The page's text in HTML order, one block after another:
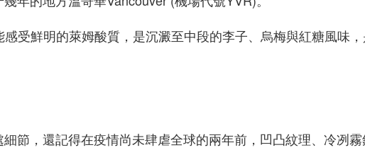
受鮮明的萊姆酸質，是沉澱至中段的李子、烏梅與紅糖風味
節，還記得在疫情尚未肆虐全球的兩年前，凹凸紋理、冷冽